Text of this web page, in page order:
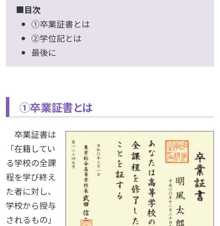
■目次
①卒業証書とは
②学位記とは
最後に
①卒業証書とは
卒業証書は
「在籍してい
る学校の全課
程を学び終え
た者に対し、
学校から授与
されるもの」